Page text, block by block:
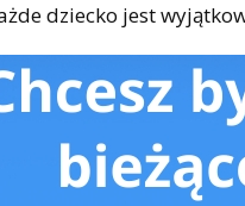
dziecko jest